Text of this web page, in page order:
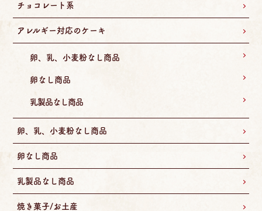
チョコレート系
アレルギー対応のケーキ
卵、乳、小麦粉なし商品
卵なし商品
乳製品なし商品
卵、乳、小麦粉なし商品
卵なし商品
乳製品なし商品
焼き菓子/お土産